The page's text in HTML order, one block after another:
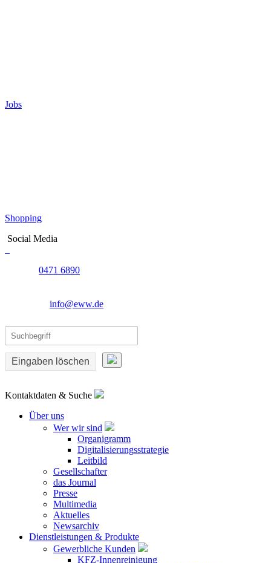
Jobs
Shopping
Social Media
0471 6890
info@eww.de
Eingaben löschen
Kontaktdaten & Suche
Über uns
Wer wir sind
Organigramm
Digitalisierungsstrategie
Leitbild
Gesellschafter
das Journal
Presse
Multimedia
Aktuelles
Newsarchiv
Dienstleistungen & Produkte
Gewerbliche Kunden
KFZ-Innenreinigung